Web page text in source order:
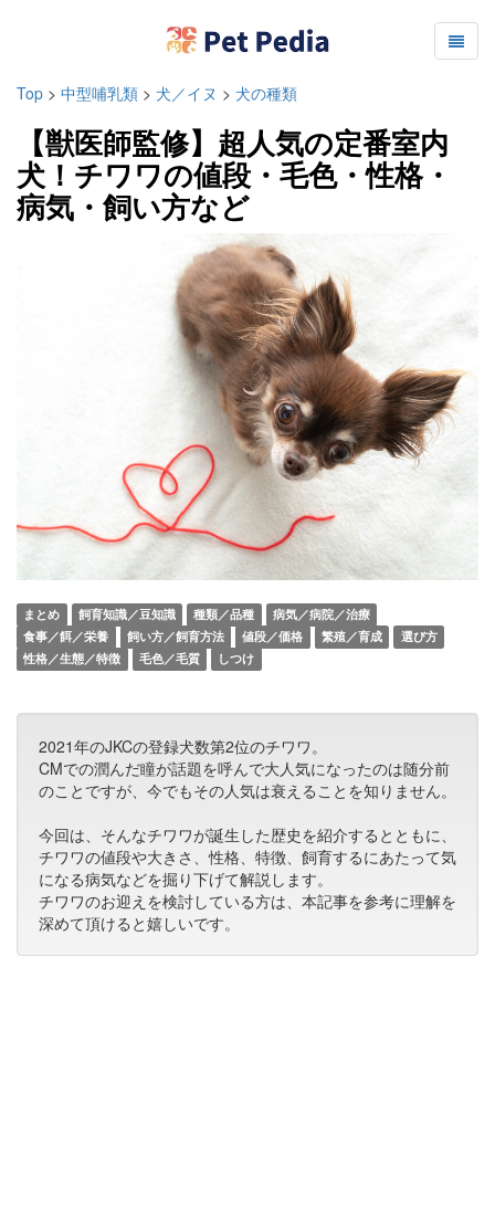
Top > 中型哺乳類 > 犬／イヌ > 犬の種類
【獣医師監修】超人気の定番室内
犬！チワワの値段・毛色・性格・
病気・飼い方など
まとめ 飼育知識／豆知識 種類／品種
病気／病院／治療
食事／餌／栄養
飼い方／飼育方法 値段／価格 繁殖／育成
選び方
性格／生態／特徴
毛色／毛質 しつけ
2021年のJKCの登録犬数第2位のチワワ。
CMでの潤んだ瞳が話題を呼んで大人気になったのは随分前
のことですが、今でもその人気は衰えることを知りません。
今回は、そんなチワワが誕生した歴史を紹介するとともに、
チワワの値段や大きさ、性格、特徴、飼育するにあたって気
になる病気などを掘り下げて解説します。
チワワのお迎えを検討している方は、本記事を参考に理解を
深めて頂けると嬉しいです。